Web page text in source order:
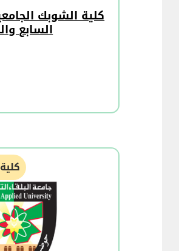
كلية الشوبك
السابع